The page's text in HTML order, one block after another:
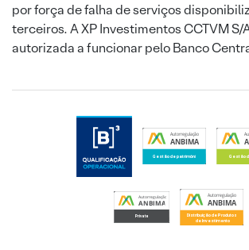
por força de falha de serviços
terceiros. A XP Investimentos CCTVM
autorizada a funcionar pelo Banco